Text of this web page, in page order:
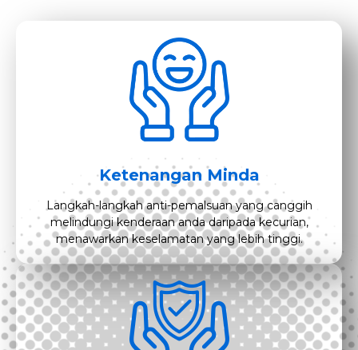
Ketenangan Minda
Langkah-langkah anti-pemalsuan yang canggih
melindungi kenderaan anda daripada kecurian,
menawarkan keselamatan yang lebih tinggi.